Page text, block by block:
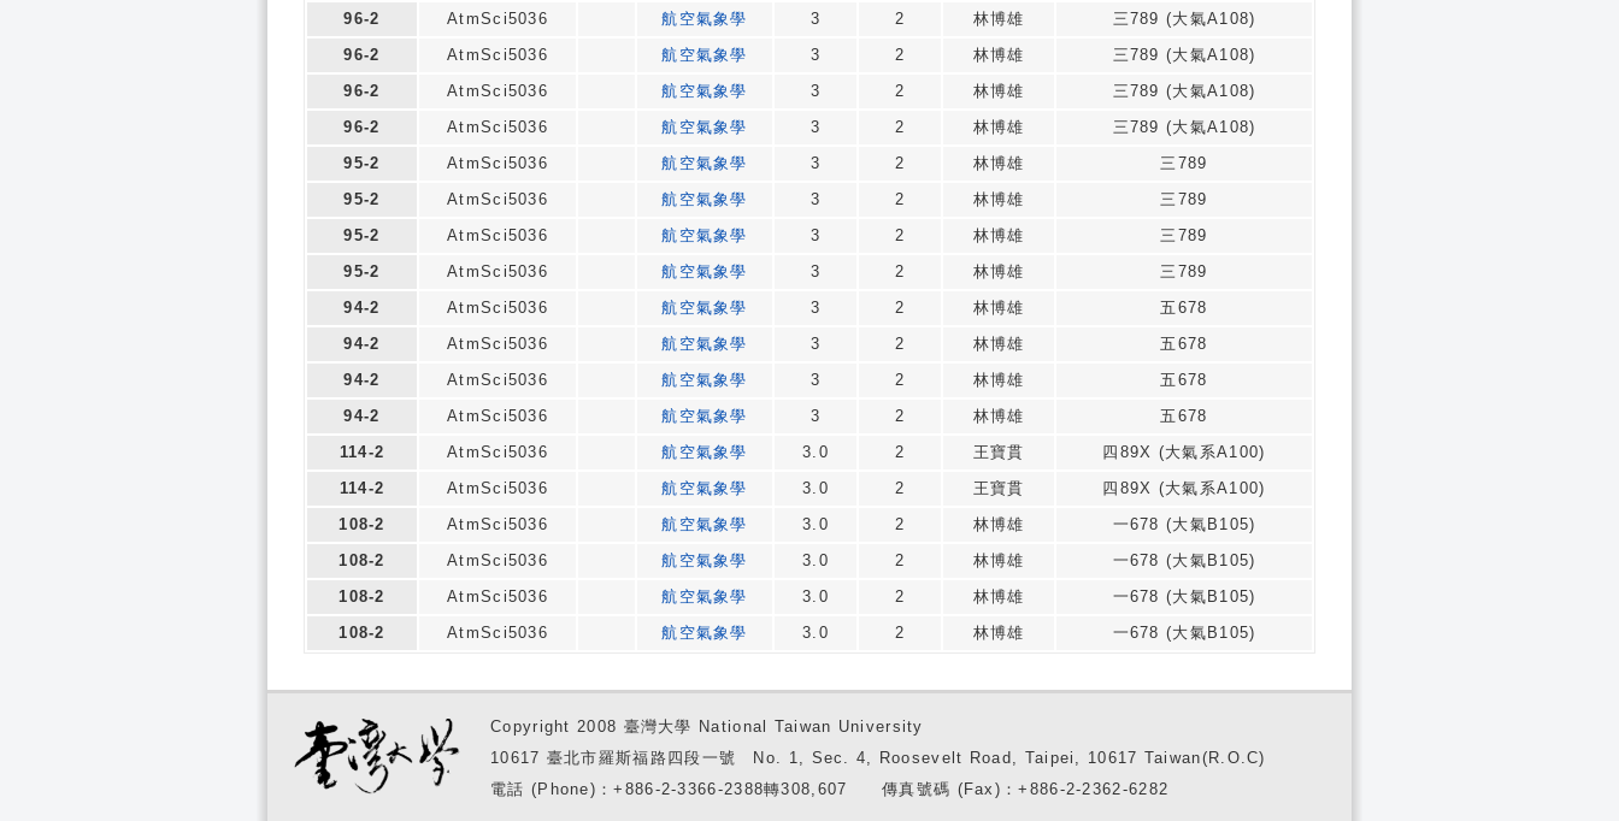
96-2
AtmSci5036 航空氣象學 3 2 林博雄
三789 (大氣A108)
96-2
AtmSci5036 航空氣象學 3 2 林博雄
三789 (大氣A108)
96-2
AtmSci5036 航空氣象學 3 2 林博雄
三789 (大氣A108)
96-2
AtmSci5036 航空氣象學 3 2 林博雄
三789 (大氣A108)
95-2
AtmSci5036 航空氣象學 3 2 林博雄
三789
95-2
AtmSci5036 航空氣象學 3 2 林博雄
三789
95-2
AtmSci5036 航空氣象學 3 2 林博雄
三789
95-2
AtmSci5036 航空氣象學 3 2 林博雄
三789
94-2
AtmSci5036 航空氣象學 3 2 林博雄
五678
94-2
AtmSci5036 航空氣象學 3 2 林博雄
五678
94-2
AtmSci5036 航空氣象學 3 2 林博雄
五678
94-2
AtmSci5036 航空氣象學 3 2 林博雄
五678
114-2
AtmSci5036 航空氣象學 3.0 2 王寶貫
四89X (大氣系A100)
114-2
AtmSci5036 航空氣象學 3.0 2 王寶貫
四89X (大氣系A100)
108-2
AtmSci5036 航空氣象學 3.0 2 林博雄
一678 (大氣B105)
108-2
AtmSci5036 航空氣象學 3.0 2 林博雄
一678 (大氣B105)
108-2
AtmSci5036 航空氣象學 3.0 2 林博雄
一678 (大氣B105)
108-2
AtmSci5036 航空氣象學 3.0 2 林博雄 一678 (大氣B105)
Copyright 2008 臺灣大學 National Taiwan University
10617 臺北市羅斯福路四段一號 No. 1, Sec. 4, Roosevelt Road, Taipei, 10617 Taiwan(R.O.C)
電話 (Phone)：+886-2-3366-2388轉308,607 傳真號碼 (Fax)：+886-2-2362-6282